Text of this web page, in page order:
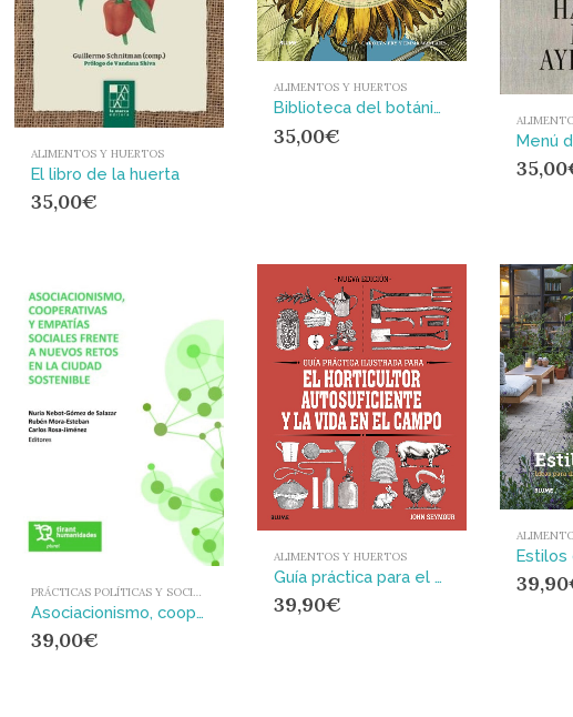
ALIMENTOS Y HUERTOS
El libro de la huerta
35,00€
ALIMENTOS Y HUERTOS
Biblioteca del botánico : LOS LIBROS DE BOTÁNICA MÁS IMPORTANTES DE LA HISTORIA
35,00€ Menú
35,00
PRÁCTICAS POLÍTICAS Y SOCIALES
Asociacionismo, cooperativas y empatías sociales frente a nuevos retos en la actualidad sostenible
39,00€
ALIMENTOS Y HUERTOS
Guía práctica para el horticultor autosuficiente y la vida en el campo
39,90€
39,90